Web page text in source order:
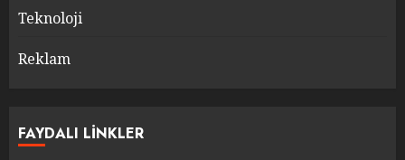
Teknoloji
Reklam
FAYDALI LINKLER